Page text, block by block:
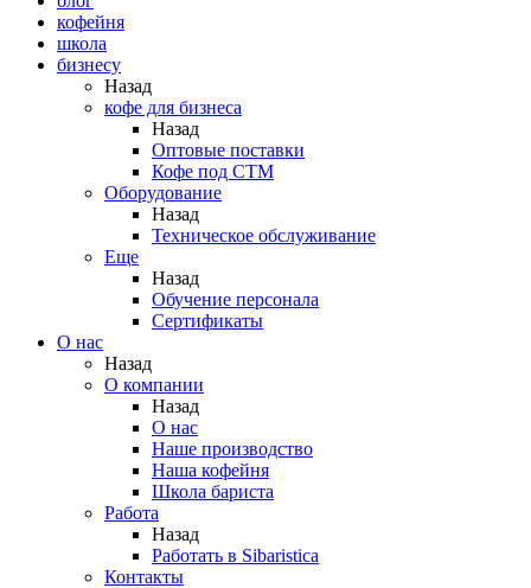
кофейня
школа
бизнесу
Назад
кофе для бизнеса
Назад
Оптовые поставки
Кофе под СТМ
Оборудование
Назад
Техническое обслуживание
Еще
Назад
Обучение персонала
Сертификаты
О нас
Назад
O компании
Назад
О нас
Наше производство
Наша кофейня
Школа бариста
Работа
Назад
Работать в Sibaristica
Контакты